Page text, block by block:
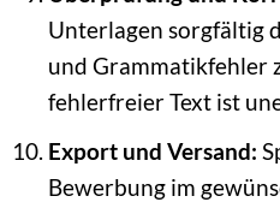
Unterlagen sorgfältig
und Grammatikfehler
fehlerfreier Text ist
Export und Versand:
Bewerbung im